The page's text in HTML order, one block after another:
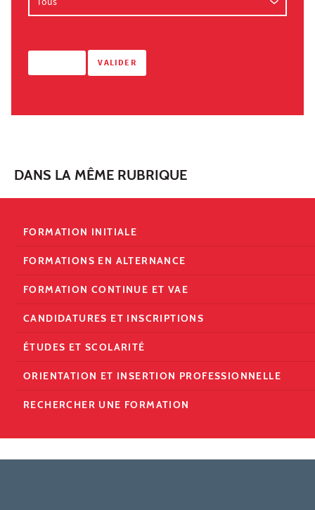
DANS LA MÊME RUBRIQUE
FORMATION INITIALE
FORMATIONS EN ALTERNANCE
FORMATION CONTINUE ET VAE
CANDIDATURES ET INSCRIPTIONS
ÉTUDES ET SCOLARITÉ
ORIENTATION ET INSERTION PROFESSIONNELLE
RECHERCHER UNE FORMATION